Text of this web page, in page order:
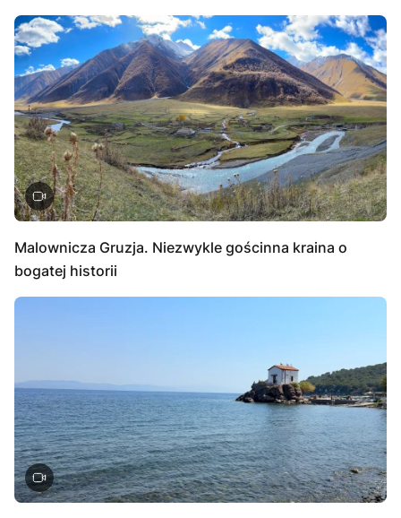
Malownicza Gruzja. Niezwykle gościnna kraina o
bogatej historii